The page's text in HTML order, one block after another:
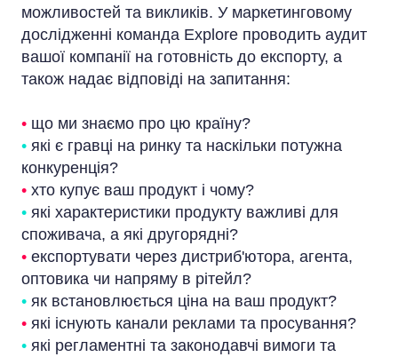
можливостей та викликів. У маркетинговому
дослідженні команда Explore проводить аудит
вашої компанії на готовність до експорту, а
також надає відповіді на запитання:
• що ми знаємо про цю країну?
• які є гравці на ринку та наскільки потужна
конкуренція?
• хто купує ваш продукт і чому?
• які характеристики продукту важливі для
споживача, а які другорядні?
• експортувати через дистриб'ютора, агента,
оптовика чи напряму в рітейл?
• як встановлюється ціна на ваш продукт?
• які існують канали реклами та просування?
• які регламентні та законодавчі вимоги та